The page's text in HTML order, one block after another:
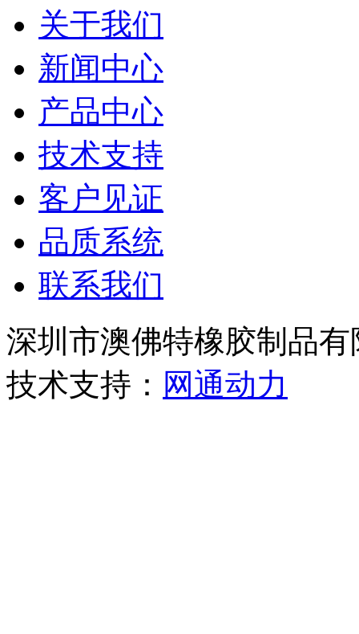
关于我们
新闻中心
产品中心
技术支持
客户见证
品质系统
联系我们
深圳市澳佛特橡胶制
技术支持： 网通动力